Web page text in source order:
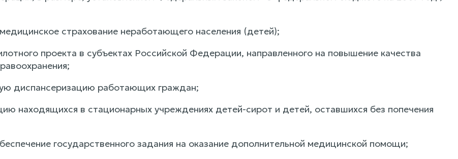
страхование неработающего населения (детей);
проекта в субъектах Российской Федерации, направленного на повышение качества
диспансеризацию работающих граждан;
находящихся в стационарных учреждениях детей-сирот и детей, оставшихся без попечения
государственного задания на оказание дополнительной медицинской помощи;